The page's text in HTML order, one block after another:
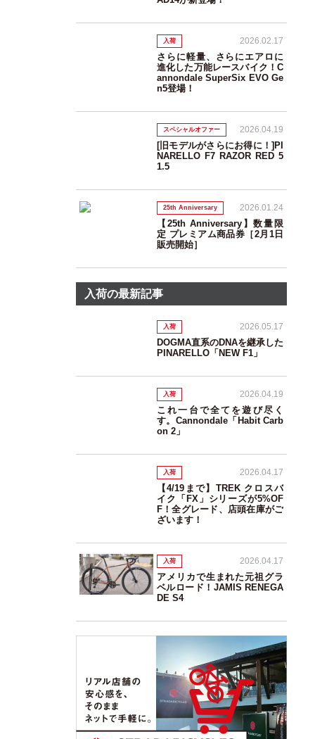
入荷 2026.02.17
さらに軽量、さらにエアロに
進化した万能レースバイク！C
annondale SuperSix EVO Ge
n5登場！
スペシャルオファー 2026.04.19
[旧モデルがさらにお得に！]PI
NARELLO F7 RAZOR RED 5
1.5
25th Anniversary 2026.01.24
【25th Anniversary】数量限
定 プレミアム商品券［2月1日
販売開始］
入荷の最新記事
入荷 2026.05.17
DOGMA直系のDNAを継承した
PINARELLO「NEW F1」
入荷 2026.04.19
これ一台で全てを遊び尽く
す。Cannondale「Habit Carb
on 2」
入荷 2026.04.17
【4/19まで】TREK クロスバ
イク「FX」シリーズが5%OF
F！全グレード、店頭在庫がご
ざいます！
入荷 2026.04.17
アメリカで生まれた元祖グラ
ベルロード！JAMIS RENEGA
DE S4